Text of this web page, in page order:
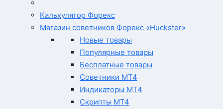
Калькулятор Форекс
Магазин советников Форекс «Huckster»
Новые товары
Популярные товары
Бесплатные товары
Советники MT4
Индикаторы MT4
Скрипты MT4